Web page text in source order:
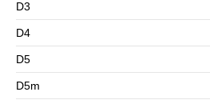
D3
D4
D5
D5m